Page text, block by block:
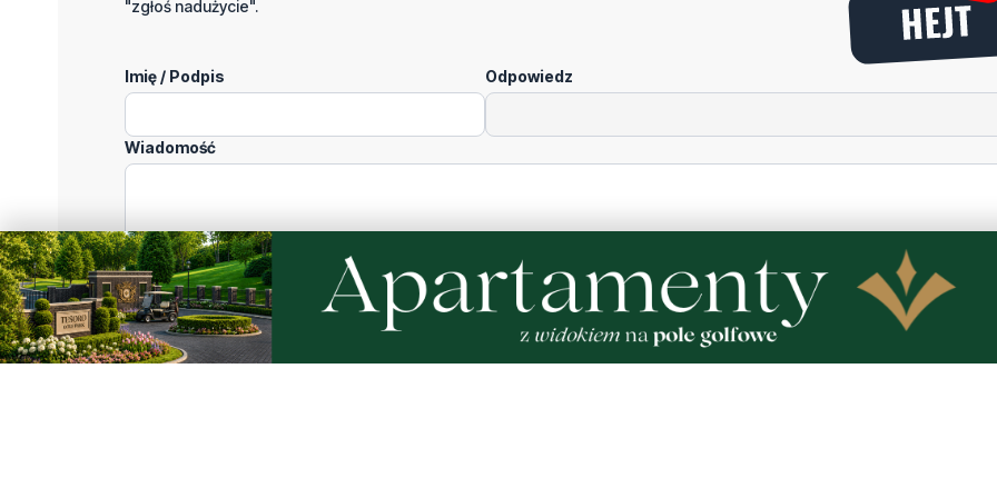
"zgłoś nadużycie".
Imię / Podpis Odpowiedz
Wiadomość
Klikając "dodaj komentarz", akceptujesz regulamin portalu
Dodaj komentarz